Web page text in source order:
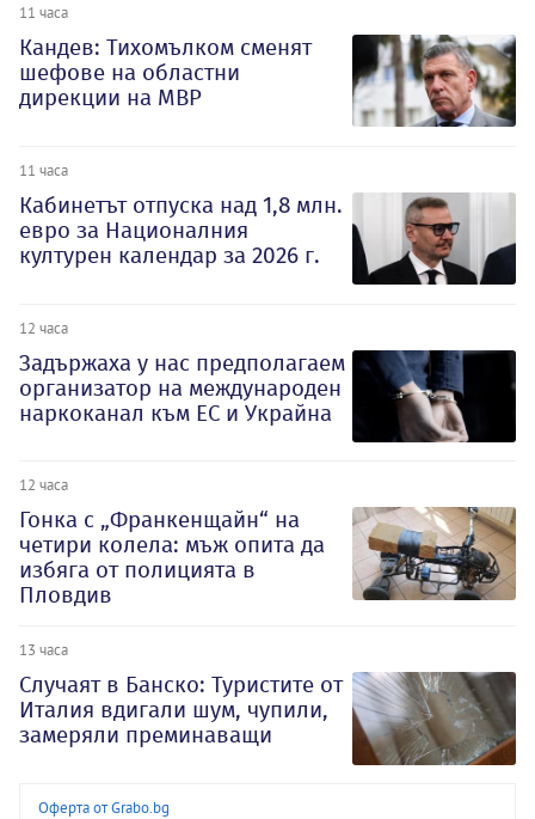
11 часа
Кандев: Тихомълком сменят
шефове на областни
дирекции на МВР
11 часа
Кабинетът отпуска над 1,8 млн.
евро за Националния
културен календар за 2026 г.
12 часа
Задържаха у нас предполагаем
организатор на международен
наркоканал към ЕС и Украйна
12 часа
Гонка с „Франкенщайн“ на
четири колела: мъж опита да
избяга от полицията в
Пловдив
13 часа
Случаят в Банско: Туристите от
Италия вдигали шум, чупили,
замеряли преминаващи
Оферта от Grabo.bg